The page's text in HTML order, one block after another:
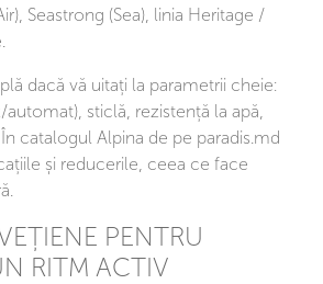
Seastrong (Sea), linia Heritage /
dacă vă uitați la parametrii cheie:
sticlă, rezistență la apă,
catalogul Alpina de pe paradis.md
și reducerile, ceea ce face
PENTRU
RITM ACTIV